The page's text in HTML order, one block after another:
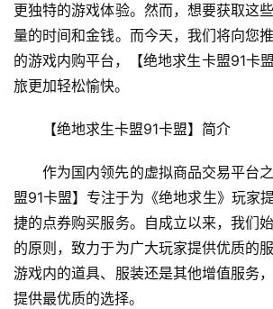
更独特的游戏体验。然而，想要获取这
量的时间和金钱。而今天，我们将向您
的游戏内购平台，【绝地求生卡盟91卡
旅更加轻松愉快。
【绝地求生卡盟91卡盟】简介
作为国内领先的虚拟商品交易平台
盟91卡盟】专注于为《绝地求生》玩家
捷的点券购买服务。自成立以来，我们
的原则，致力于为广大玩家提供优质的
游戏内的道具、服装还是其他增值服务
提供最优质的选择。